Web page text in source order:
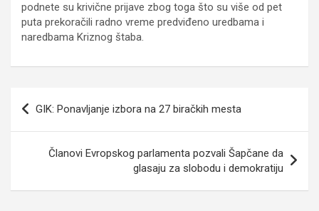
podnete su krivične prijave zbog toga što su više od pet
puta prekoračili radno vreme predviđeno uredbama i
naredbama Kriznog štaba.
Kretanje
članka
GIK: Ponavljanje izbora na 27 biračkih mesta
Članovi Evropskog parlamenta pozvali Šapčane da
glasaju za slobodu i demokratiju